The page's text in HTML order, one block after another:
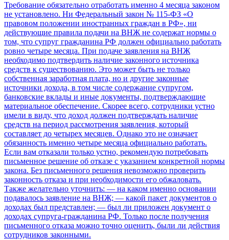
Требование обязательно отработать именно 4 месяца законом
не установлено. Ни Федеральный закон № 115-ФЗ «О
правовом положении иностранных граждан в РФ», ни
действующие правила подачи на ВНЖ не содержат нормы о
том, что супруг гражданина РФ должен официально работать
ровно четыре месяца. При подаче заявления на ВНЖ
необходимо подтвердить наличие законного источника
средств к существованию. Это может быть не только
собственная заработная плата, но и другие законные
источники дохода, в том числе содержание супругом,
банковские вклады и иные документы, подтверждающие
материальное обеспечение. Скорее всего, сотрудники устно
имели в виду, что доход должен подтверждать наличие
средств на период рассмотрения заявления, который
составляет до четырех месяцев. Однако это не означает
обязанность именно четыре месяца официально работать.
Если вам отказали только устно, рекомендую потребовать
письменное решение об отказе с указанием конкретной нормы
закона. Без письменного решения невозможно проверить
законность отказа и при необходимости его обжаловать.
Также желательно уточнить: — на каком именно основании
подавалось заявление на ВНЖ; — какой пакет документов о
доходах был представлен; — был ли приложен документ о
доходах супруга-гражданина РФ. Только после получения
письменного отказа можно точно оценить, были ли действия
сотрудников законными.